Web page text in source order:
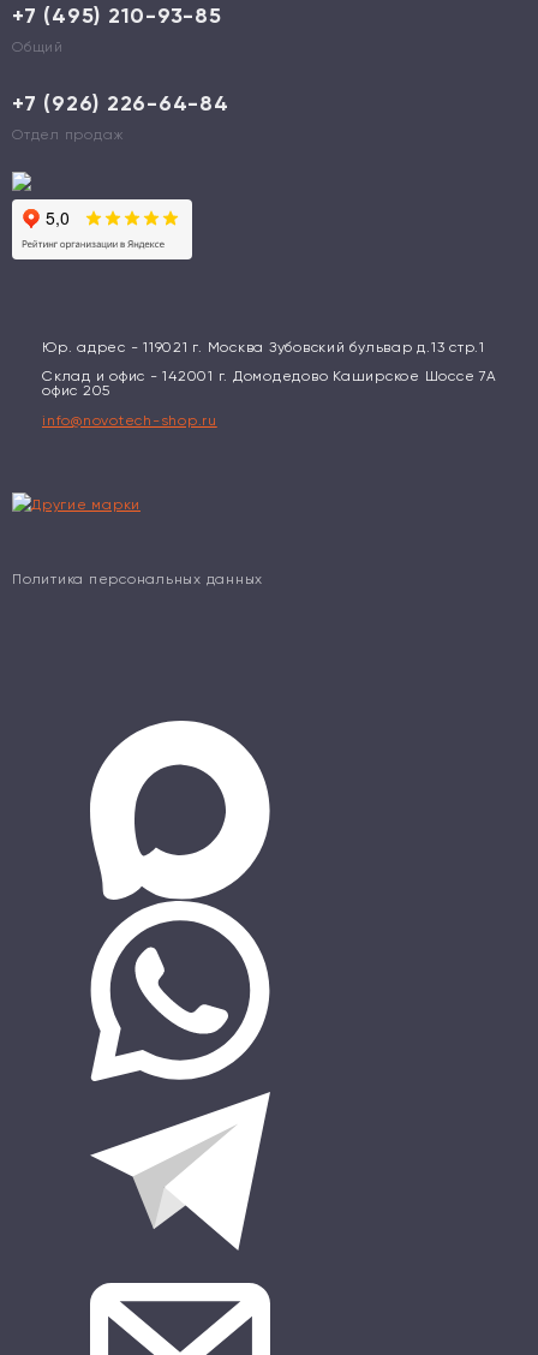
+7 (495) 210-93-85
Общий
+7 (926) 226-64-84
Отдел продаж
Юр. адрес - 119021 г. Москва Зубовский бульвар д.13 стр.1
Склад и офис - 142001 г. Домодедово Каширское Шоссе 7А
офис 205
info@novotech-shop.ru
Политика персональных данных